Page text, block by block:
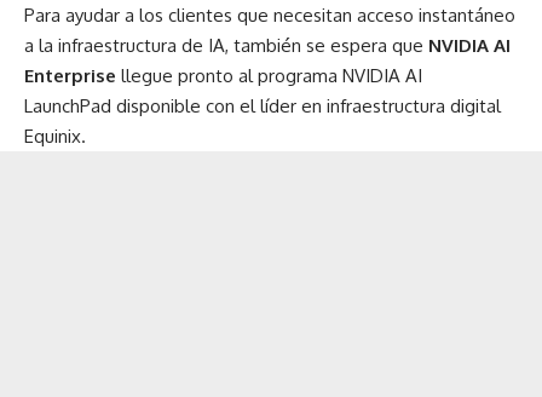
Para ayudar a los clientes que necesitan acceso instantáneo
a la infraestructura de IA, también se espera que NVIDIA AI
Enterprise llegue pronto al programa NVIDIA AI
LaunchPad disponible con el líder en infraestructura digital
Equinix.